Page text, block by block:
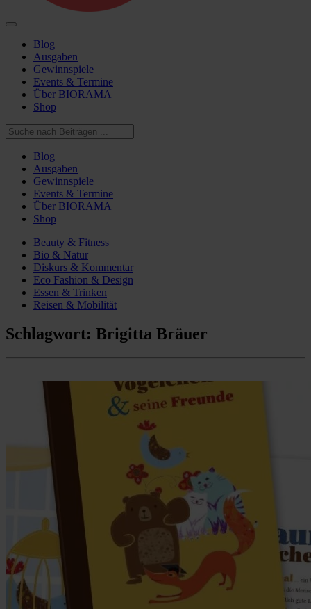
Blog
Ausgaben
Gewinnspiele
Events & Termine
Über BIORAMA
Shop
Blog
Ausgaben
Gewinnspiele
Events & Termine
Über BIORAMA
Shop
Beauty & Fitness
Bio & Natur
Diskurs & Kommentar
Eco Fashion & Design
Essen & Trinken
Reisen & Mobilität
Schlagwort: Brigitta Bräuer